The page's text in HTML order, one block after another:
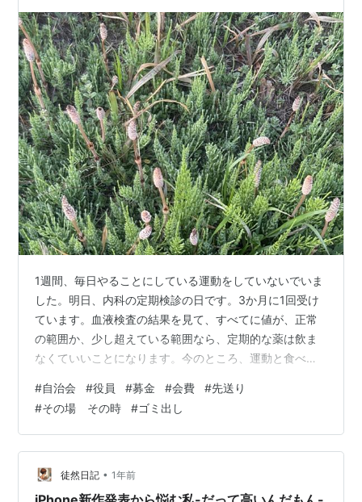
1週間、毎日やることにしている運動をしていないでいま
した。明日、内科の定期検診の日です。3か月に1回受け
ています。血液検査の結果を見て、すべてに値が、正常
の範囲か、少し超えている範囲なら、定期的な薬は飲ま
なくていいことになります。今のところ、運動と食べる
数値がどのような結果になるでしょうか。 悪かったです
ね。HbAlcが参考値の6.2％を超えて、6.5％になってい
ました。糖尿病に要注意の値です。 思い当たることがあ
ります。1月から、甘いものをよく食べていました。それ
と、寒いためか運動量が減っていました。体重が2㎏増え
ました。これでは、値が上が…
#自治会 #役員 #募金 #会費 #先送り
#その場 その時 #ゴミ出し
徒然日記 • 1年前